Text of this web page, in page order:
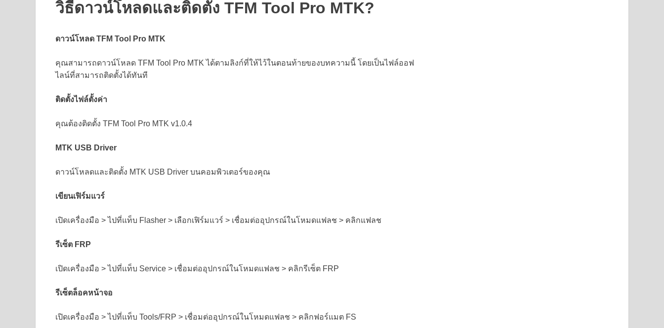
วิธีดาวน์โหลดและติดตั้ง TFM Tool Pro MTK?
ดาวน์โหลด TFM Tool Pro MTK
คุณสามารถดาวน์โหลด TFM Tool Pro MTK ได้ตามลิงก์ที่ให้ไว้ในตอนท้ายของบทความนี้ โดยเป็นไฟล์ออฟ
ไลน์ที่สามารถติดตั้งได้ทันที
ติดตั้งไฟล์ตั้งค่า
คุณต้องติดตั้ง TFM Tool Pro MTK v1.0.4
MTK USB Driver
ดาวน์โหลดและติดตั้ง MTK USB Driver บนคอมพิวเตอร์ของคุณ
เขียนเฟิร์มแวร์
เปิดเครื่องมือ > ไปที่แท็บ Flasher > เลือกเฟิร์มแวร์ > เชื่อมต่ออุปกรณ์ในโหมดแฟลช > คลิกแฟลช
รีเซ็ต FRP
เปิดเครื่องมือ > ไปที่แท็บ Service > เชื่อมต่ออุปกรณ์ในโหมดแฟลช > คลิกรีเซ็ต FRP
รีเซ็ตล็อคหน้าจอ
เปิดเครื่องมือ > ไปที่แท็บ Tools/FRP > เชื่อมต่ออุปกรณ์ในโหมดแฟลช > คลิกฟอร์แมต FS